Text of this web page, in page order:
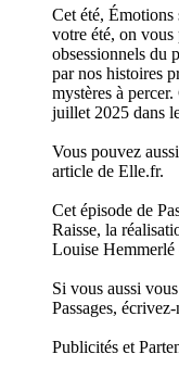
Cet été, Émotions
votre été, on vous
obsessionnels du
par nos histoires
mystères à
juillet 2025 dans
Vous pouvez
article de Elle.fr.
Cet épisode de
Raisse, la
Louise Hemmerlé
Si vous aussi
Passages,
Publicités et